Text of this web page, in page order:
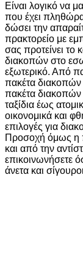
Είναι λογικό να
που έχει
δώσει την
πρακτορείο με
σας προτείνει
διακοπών στο
εξωτερικό. Από
πακέτα διακοπών
πακέτα
ταξίδια έως
οικονομικά και
επιλογές για
Προσοχή όμως η
και από την
επικοινωνήσετε
άνετα και